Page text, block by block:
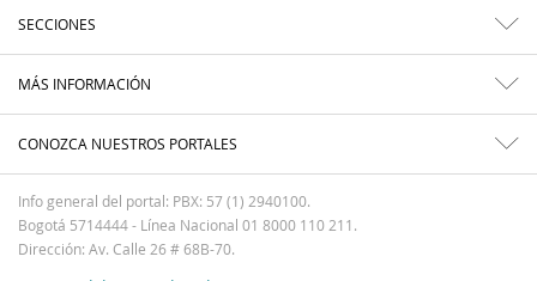
SECCIONES
MÁS INFORMACIÓN
CONOZCA NUESTROS PORTALES
Info general del portal: PBX: 57 (1) 2940100.
Bogotá 5714444 - Línea Nacional 01 8000 110 211.
Dirección: Av. Calle 26 # 68B-70.